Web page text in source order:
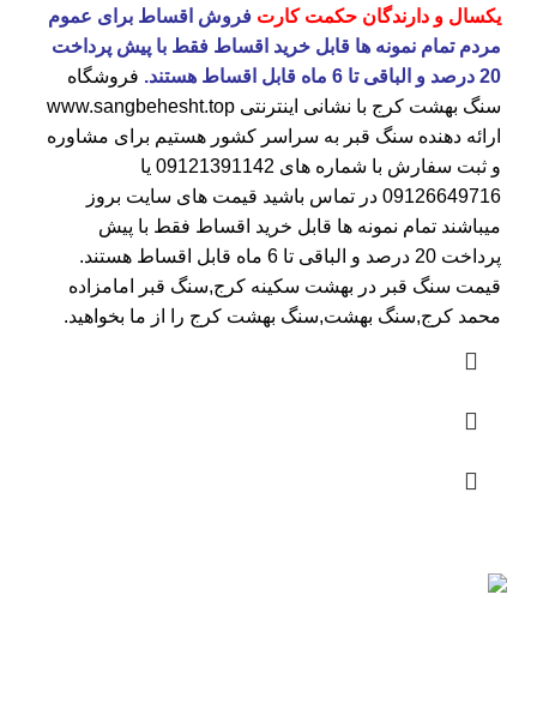
یکسال و دارندگان حکمت کارت فروش اقساط برای عموم
مردم تمام نمونه ها قابل خرید اقساط فقط با پیش پرداخت
20 درصد و الباقی تا 6 ماه قابل اقساط هستند.
فروشگاه
سنگ بهشت کرج با نشانی اینترنتی www.sangbehesht.top
ارائه دهنده سنگ قبر به سراسر کشور هستیم برای مشاوره
و ثبت سفارش با شماره های 09121391142 یا
09126649716 در تماس باشید قیمت های سایت بروز
میباشند تمام نمونه ها قابل خرید اقساط فقط با پیش
پرداخت 20 درصد و الباقی تا 6 ماه قابل اقساط هستند.
قیمت سنگ قبر در بهشت سکینه کرج,سنگ قبر امامزاده
محمد کرج,سنگ بهشت,سنگ بهشت کرج را از ما بخواهید.